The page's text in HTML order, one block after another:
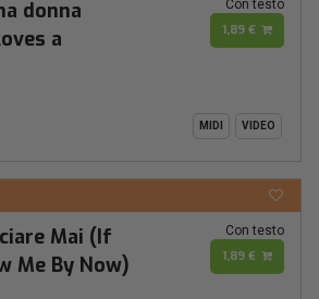
donna
a
Con testo
1,89 €
MIDI VIDEO
Mai (If
Me By Now)
Con testo
1,89 €